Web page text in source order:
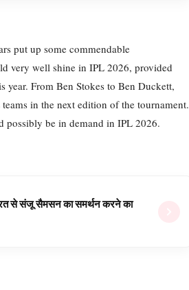
put up some commendable
very well shine in IPL 2026, provided
From Ben Stokes to Ben Duckett,
in the next edition of the tournament.
possibly be in demand in IPL 2026.
से संजू सैमसन का समर्थन करने का